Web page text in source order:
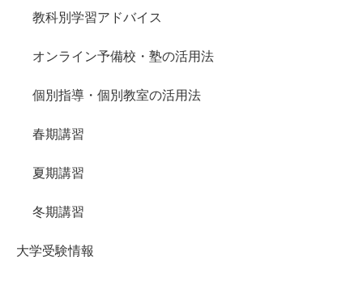
教科別学習アドバイス
オンライン予備校・塾の活用法
個別指導・個別教室の活用法
春期講習
夏期講習
冬期講習
大学受験情報